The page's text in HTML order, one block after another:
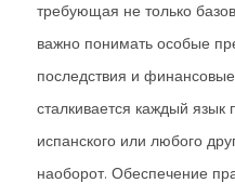
требующая не только
важно понимать особые
последствия и
сталкивается каждый язык
испанского или любого
наоборот. Обеспечение